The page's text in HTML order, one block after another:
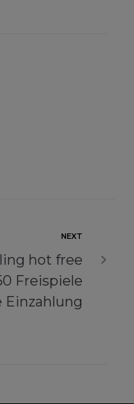
NEXT
hot free
Freispiele
Einzahlung